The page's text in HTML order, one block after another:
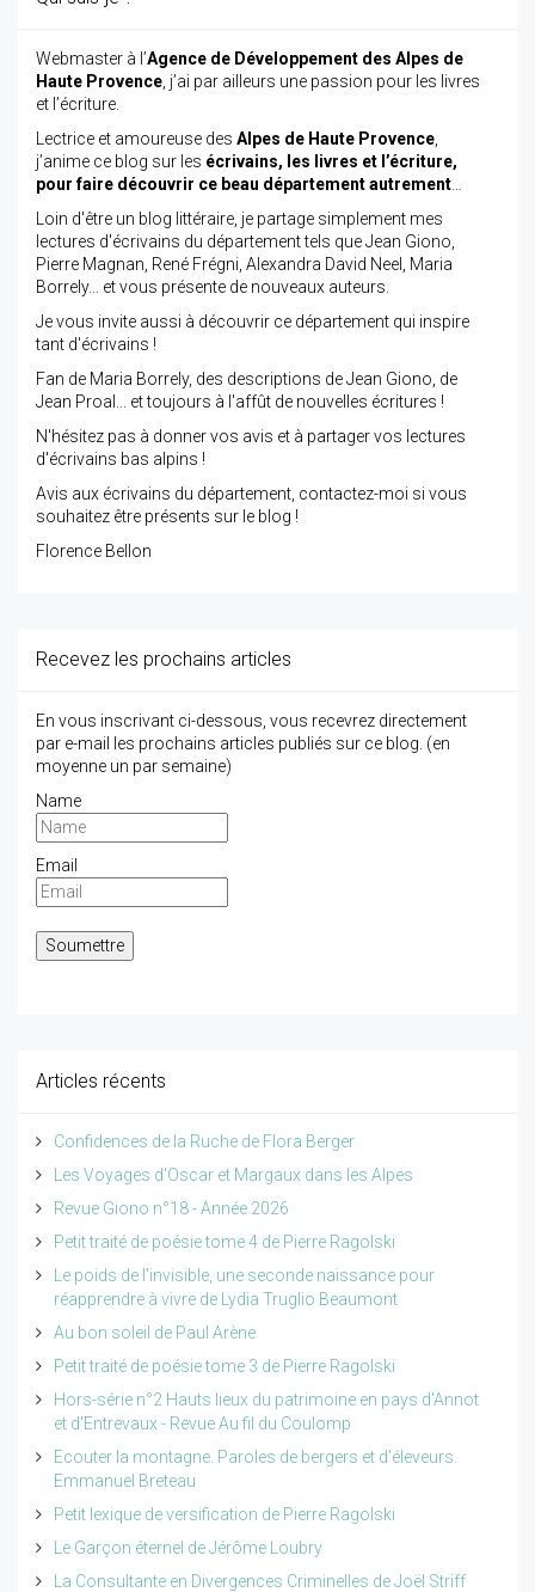
Webmaster à l’Agence de Développement des Alpes de
Haute Provence , j’ai par ailleurs une passion pour les livres
et l’écriture.
Lectrice et amoureuse des Alpes de Haute Provence
j’anime ce blog sur les écrivains, les livres et l’écriture,
pour faire découvrir ce beau département autrement
Loin d'être un blog littéraire, je partage simplement mes
lectures d'écrivains du département tels que Jean Giono,
Pierre Magnan, René Frégni, Alexandra David Neel, Maria
Borrely... et vous présente de nouveaux auteurs.
Je vous invite aussi à découvrir ce département qui inspire
tant d'écrivains !
Fan de Maria Borrely, des descriptions de Jean Giono, de
Jean Proal... et toujours à l'affût de nouvelles écritures !
N'hésitez pas à donner vos avis et à partager vos lectures
d'écrivains bas alpins !
Avis aux écrivains du département, contactez-moi si vous
souhaitez être présents sur le blog !
Florence Bellon
Recevez les prochains articles
En vous inscrivant ci-dessous, vous recevrez directement
par e-mail les prochains articles publiés sur ce blog. (en
moyenne un par semaine)
Name
Email
Articles récents
Confidences de la Ruche de Flora Berger
Les Voyages d'Oscar et Margaux dans les Alpes
Revue Giono n°18 - Année 2026
Petit traité de poésie tome 4 de Pierre Ragolski
Le poids de l'invisible, une seconde naissance pour
réapprendre à vivre de Lydia Truglio Beaumont
Au bon soleil de Paul Arène
Petit traité de poésie tome 3 de Pierre Ragolski
Hors-série n°2 Hauts lieux du patrimoine en pays d'Annot
et d'Entrevaux - Revue Au fil du Coulomp
Ecouter la montagne. Paroles de bergers et d'éleveurs.
Emmanuel Breteau
Petit lexique de versification de Pierre Ragolski
Le Garçon éternel de Jérôme Loubry
La Consultante en Divergences Criminelles de Joël Striff